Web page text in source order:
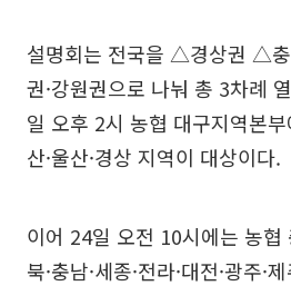
설명회는 전국을 △경상권 △
권·강원권으로 나눠 총 3차례
일 오후 2시 농협 대구지역본
산·울산·경상 지역이 대상이다.
이어 24일 오전 10시에는 농협
북·충남·세종·전라·대전·광주·